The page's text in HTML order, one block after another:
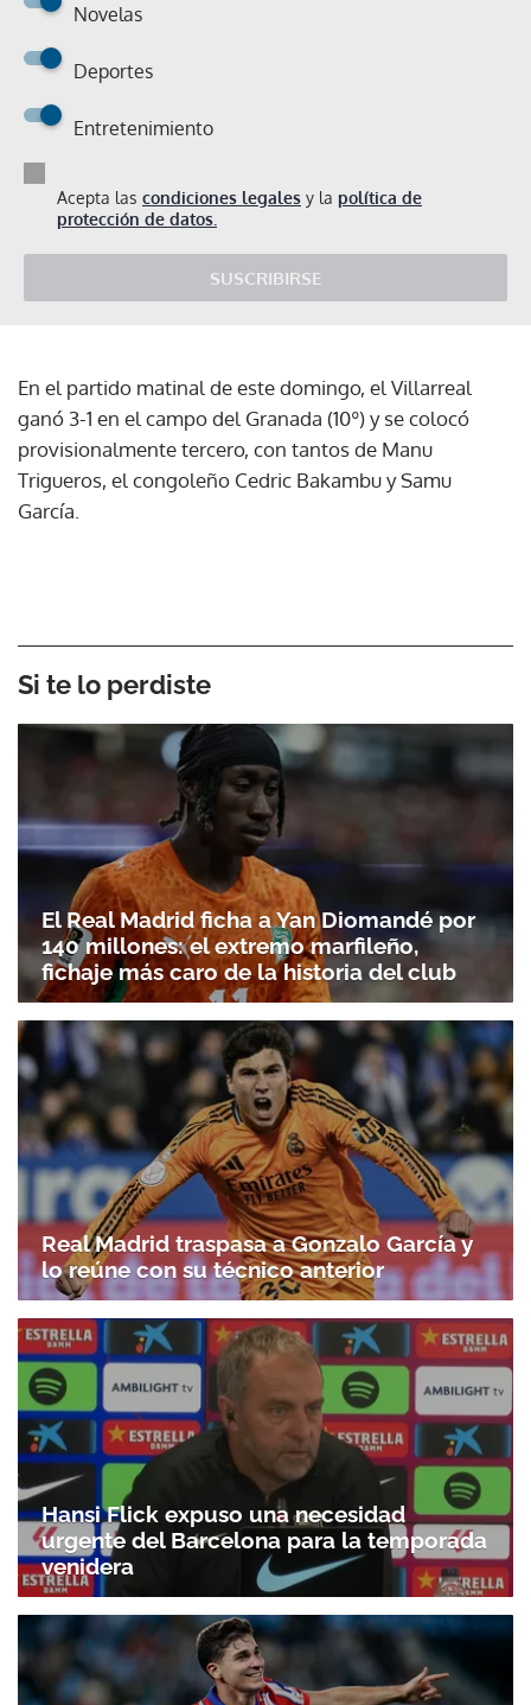
Novelas
Deportes
Entretenimiento
Acepta las condiciones legales y la política de
protección de datos.
SUSCRIBIRSE
En el partido matinal de este domingo, el Villarreal
ganó 3-1 en el campo del Granada (10º) y se colocó
provisionalmente tercero, con tantos de Manu
Trigueros, el congoleño Cedric Bakambu y Samu
García.
Si te lo perdiste
El Real Madrid ficha a Yan Diomandé por
140 millones: el extremo marfileño,
fichaje más caro de la historia del club
Real Madrid traspasa a Gonzalo García y
lo reúne con su técnico anterior
Hansi Flick expuso una necesidad
urgente del Barcelona para la temporada
venidera